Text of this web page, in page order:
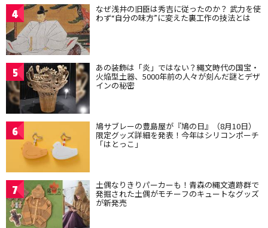
4 なぜ浅井の旧臣は秀吉に従ったのか？ 武力を使
わず“自分の味方”に変えた裏工作の技法とは
5 あの装飾は「炎」ではない？縄文時代の国宝・
火焔型土器、5000年前の人々が刻んだ謎とデザ
インの秘密
6 鳩サブレーの豊島屋が『鳩の日』（8月10日）
限定グッズ詳細を発表！今年はシリコンポーチ
「はとっこ」
7 土偶なりきりパーカーも！青森の縄文遺跡群で
発掘された土偶がモチーフのキュートなグッズ
が新発売